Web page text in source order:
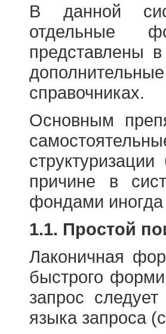
В данной
отдельные
представлены
справочниках.
Основным
причине в
фондами
1.1. Простой
Лаконичная
быстрого
запрос
языка запроса